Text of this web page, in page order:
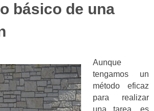
básico de una
Aunque
tengamos un
método eficaz
para realizar
una tarea, es